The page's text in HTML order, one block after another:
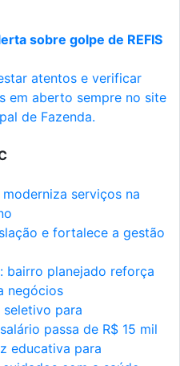
sobre golpe de REFIS
atentos e verificar
em aberto sempre no site
de Fazenda.
serviços na
e fortalece a gestão
bairro planejado reforça
negócios
para
passa de R$ 15 mil
educativa para